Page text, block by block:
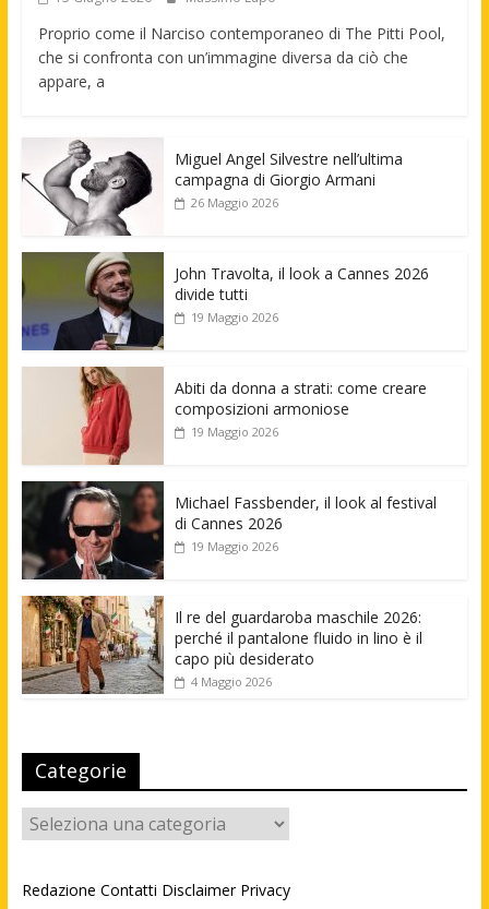
Proprio come il Narciso contemporaneo di The Pitti Pool,
che si confronta con un’immagine diversa da ciò che
appare, a
Miguel Angel Silvestre nell’ultima
campagna di Giorgio Armani
26 Maggio 2026
John Travolta, il look a Cannes 2026
divide tutti
19 Maggio 2026
Abiti da donna a strati: come creare
composizioni armoniose
19 Maggio 2026
Michael Fassbender, il look al festival
di Cannes 2026
19 Maggio 2026
Il re del guardaroba maschile 2026:
perché il pantalone fluido in lino è il
capo più desiderato
4 Maggio 2026
Categorie
Categorie
Redazione Contatti Disclaimer Privacy